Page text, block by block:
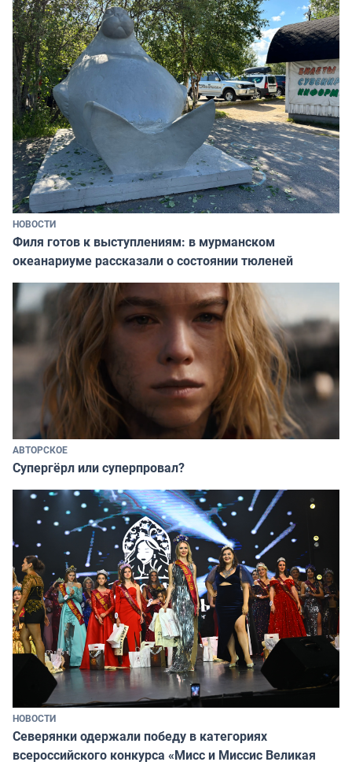
НОВОСТИ
Филя готов к выступлениям: в мурманском
океанариуме рассказали о состоянии тюленей
АВТОРСКОЕ
Супергёрл или суперпровал?
НОВОСТИ
Северянки одержали победу в категориях
всероссийского конкурса «Мисс и Миссис Великая